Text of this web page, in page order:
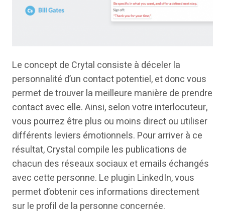
Le concept de Crytal consiste à déceler la
personnalité d’un contact potentiel, et donc vous
permet de trouver la meilleure manière de prendre
contact avec elle. Ainsi, selon votre interlocuteur,
vous pourrez être plus ou moins direct ou utiliser
différents leviers émotionnels. Pour arriver à ce
résultat, Crystal compile les publications de
chacun des réseaux sociaux et emails échangés
avec cette personne. Le plugin LinkedIn, vous
permet d’obtenir ces informations directement
sur le profil de la personne concernée.